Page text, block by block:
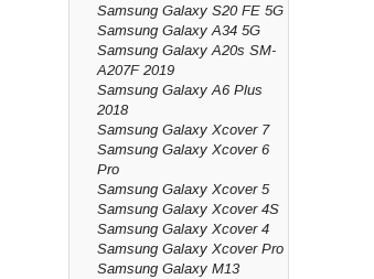
Samsung Galaxy S20 FE 5G
Samsung Galaxy A34 5G
Samsung Galaxy A20s SM-
A207F 2019
Samsung Galaxy A6 Plus
2018
Samsung Galaxy Xcover 7
Samsung Galaxy Xcover 6
Pro
Samsung Galaxy Xcover 5
Samsung Galaxy Xcover 4S
Samsung Galaxy Xcover 4
Samsung Galaxy Xcover Pro
Samsung Galaxy M13